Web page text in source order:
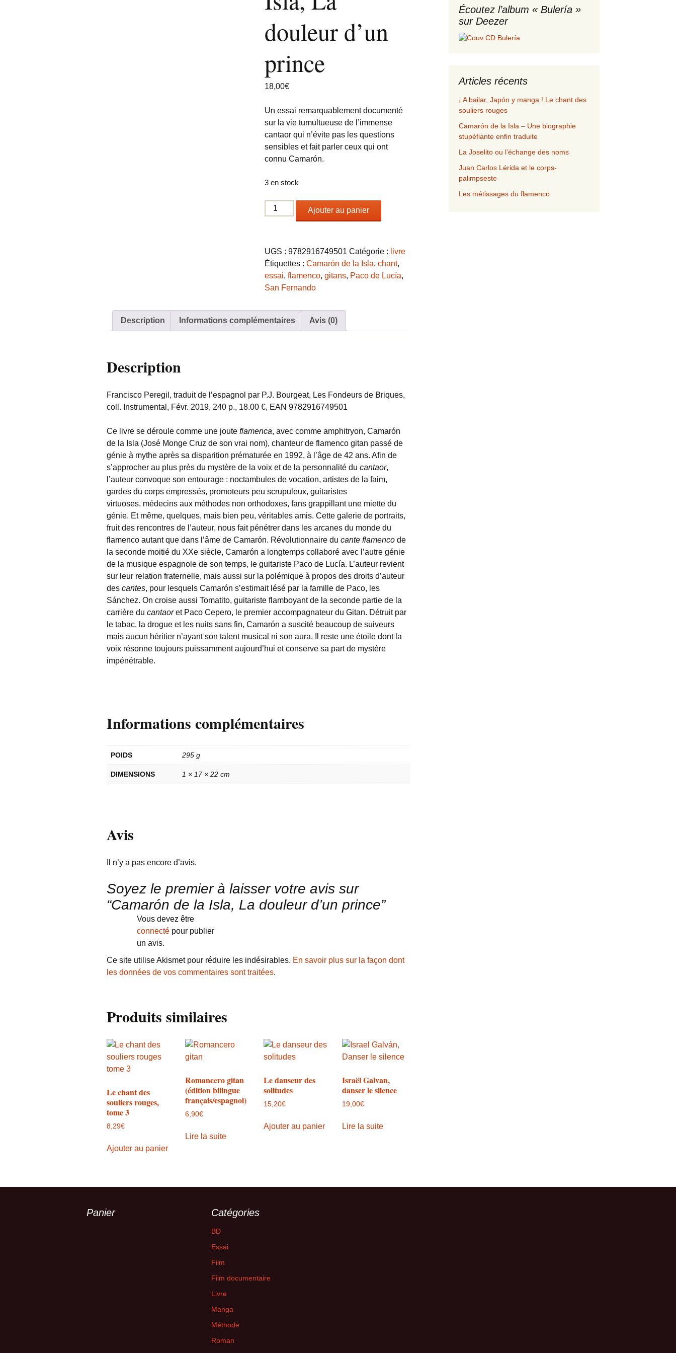
Soleá — Pressedes noms
Juan Carlos Lérida et le
corps-palimpseste
Les métissages du
flamenco
Prix de l’Enseignement
Musical 2016
Chroniques de la
fatiguillita
OctaVibe
Soutiens financiers
Validation de commande
douleur d’un
prince
18,00€
Un essai remarquablement documenté
sur la vie tumultueuse de l’immense
cantaor qui n’évite pas les questions
sensibles et fait parler ceux qui ont
connu Camarón.
3 en stock
quantité
de
la
Isla,
La
douleur
Ajouter au panier
UGS :9782916749501 Catégorie : livre
Étiquettes :Camarón de la Isla,chant,
essai,flamenco,gitans, Paco de Lucía,
San Fernando
Description Informations complémentaires Avis (0)
Description
Francisco Peregil, traduit de l’espagnol par P.J. Bourgeat, Les Fondeurs de Briques,
coll. Instrumental, Févr. 2019, 240 p., 18.00 €, EAN 9782916749501
Ce livre se déroule comme une joute flamenca, avec comme amphitryon, Camarón
de la Isla (José Monge Cruz de son vrai nom), chanteur de flamenco gitan passé de
génie à mythe après sa disparition prématurée en 1992, à l’âge de 42 ans. Afin de
s’approcher au plus près du mystère de la voix et de la personnalité du cantaor,
l’auteur convoque son entourage : noctambules de vocation, artistes de la faim,
gardes du corps empressés, promoteurs peu scrupuleux, guitaristes
virtuoses, médecins aux méthodes non orthodoxes, fans grappillant une miette du
génie. Et même, quelques, mais bien peu, véritables amis. Cette galerie de portraits,
fruit des rencontres de l’auteur, nous fait pénétrer dans les arcanes du monde du
flamenco autant que dans l’âme de Camarón. Révolutionnaire du cante flamenco de
la seconde moitié du XXe siècle, Camarón a longtemps collaboré avec l’autre génie
de la musique espagnole de son temps, le guitariste Paco de Lucía. L’auteur revient
sur leur relation fraternelle, mais aussi sur la polémique à propos des droits d’auteur
des cantes, pour lesquels Camarón s’estimait lésé par la famille de Paco, les
Sánchez. On croise aussi Tomatito, guitariste flamboyant de la seconde partie de la
carrière du cantaoret Paco Cepero, le premier accompagnateur du Gitan. Détruit par
le tabac, la drogue et les nuits sans fin, Camarón a suscité beaucoup de suiveurs
mais aucun héritier n’ayant son talent musical ni son aura. Il reste une étoile dont la
voix résonne toujours puissamment aujourd’hui et conserve sa part de mystère
impénétrable.
Informations complémentaires
POIDS 295 g
DIMENSIONS 1 × 17 × 22 cm
Avis
Il n’y a pas encore d’avis.
Soyez le premier à laisser votre avis sur
“Camarón de la Isla, La douleur d’un prince”
Vous devez être
connecté pour publier
un avis.
Ce site utilise Akismet pour réduire les indésirables. En savoir plus sur la façon dont
les données de vos commentaires sont traitées.
Produits similaires
Le chant des
souliers rouges,
tome 3
8,29€
Ajouter au panier
Romancero gitan
(édition bilingue
français/espagnol)
6,90€
Lire la suite
Le danseur des
solitudes
15,20€
Ajouter au panier
Israël Galvan,
danser le silence
19,00€
Lire la suite
Écoutez l’album « Bulería »
sur Deezer
Articles récents
¡ A bailar, Japón y manga ! Le chant des
souliers rouges
Camarón de la Isla – Une biographie
stupéfiante enfin traduite
La Joselito ou l’échange des noms
Juan Carlos Lérida et le corps-
palimpseste
Les métissages du flamenco
Panier Catégories
BD
Essai
Film
Film documentaire
Livre
Manga
Méthode
Roman